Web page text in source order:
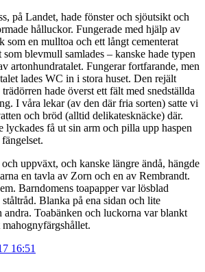
på Landet, hade fönster och sjöutsikt och
hålluckor. Fungerade med hjälp av
som en mulltoa och ett långt cementerat
blevmull samlades – kanske hade typen
artonhundratalet. Fungerar fortfarande, men
lades WC in i stora huset. Den rejält
hade överst ett fält med snedställda
I våra lekar (av den där fria sorten) satte vi
och bröd (alltid delikatesknäcke) där.
lyckades få ut sin arm och pilla upp haspen
uppväxt, och kanske längre ändå, hängde
en tavla av Zorn och en av Rembrandt.
Barndomens toapapper var lösblad
Blanka på ena sidan och lite
andra. Toabänken och luckorna var blankt
16:51